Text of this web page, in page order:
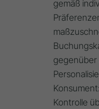
gemäß
gegenüber
Kontrolle